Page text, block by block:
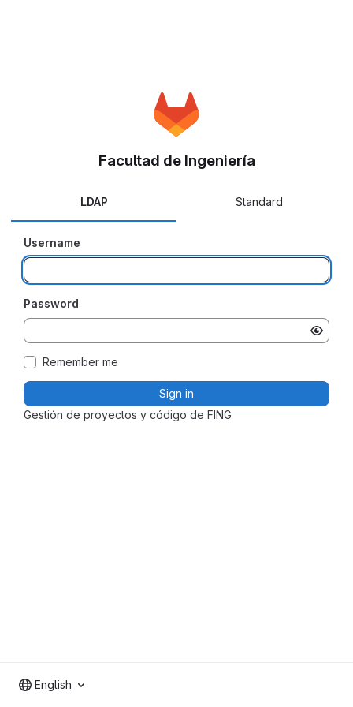
Gestión de proyectos y código de FING
Facultad de Ingeniería
LDAP Standard
Username
Password
Remember me
Sign in
English